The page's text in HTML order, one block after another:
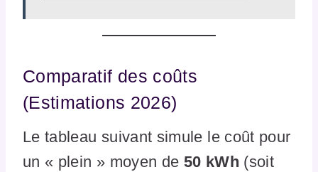
Comparatif des coûts
(Estimations 2026)
Le tableau suivant simule le coût pour
un « plein » moyen de 50 kWh (soit